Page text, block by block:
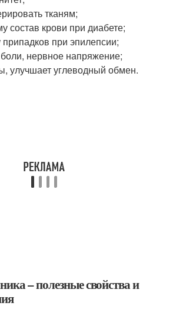
тканям;
состав крови при диабете;
припадков при эпилепсии;
нервное напряжение;
улучшает углеводный обмен.
– полезные свойства и